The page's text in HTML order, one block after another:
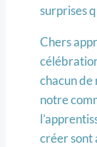
surprises
Chers
chacun de
notre
créer sont